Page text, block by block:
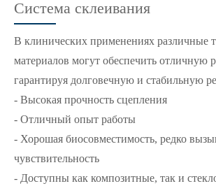
Система склеивания
В клинических применениях различные
материалов могут обеспечить отличную
гарантируя долговечную и стабильную
- Высокая прочность сцепления
- Отличный опыт работы
- Хорошая биосовместимость, редко
чувствительность
- Доступны как композитные, так и